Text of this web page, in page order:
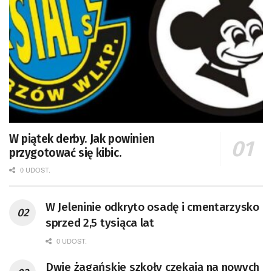
W piątek derby. Jak powinien
przygotować się kibic.
0 UDOST.
W Jeleninie odkryto osadę i cmentarzysko
sprzed 2,5 tysiąca lat
0 UDOST.
Dwie żagańskie szkoły czekają na nowych